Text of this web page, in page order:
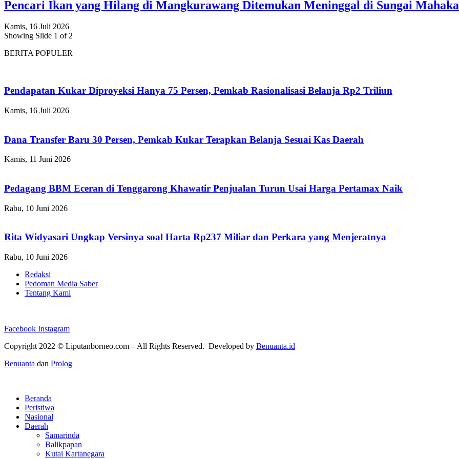
Pencari Ikan yang Hilang di Mangkurawang Ditemukan Meninggal di Sungai
Kamis, 16 Juli 2026
Showing Slide 1 of 2
BERITA POPULER
Pendapatan Kukar Diproyeksi Hanya 75 Persen, Pemkab Rasionalisasi Belanja Rp2 Triliun
Kamis, 16 Juli 2026
Dana Transfer Baru 30 Persen, Pemkab Kukar Terapkan Belanja Sesuai Kas Daerah
Kamis, 11 Juni 2026
Pedagang BBM Eceran di Tenggarong Khawatir Penjualan Turun Usai Harga Pertamax Naik
Rabu, 10 Juni 2026
Rita Widyasari Ungkap Versinya soal Harta Rp237 Miliar dan Perkara yang Menjeratnya
Rabu, 10 Juni 2026
Redaksi
Pedoman Media Saber
Tentang Kami
Facebook Instagram
Copyright 2022 © Liputanborneo.com – All Rights Reserved. Developed by Benuanta.id
Benuanta dan Prolog
Beranda
Peristiwa
Nasional
Daerah
Samarinda
Balikpapan
Kutai Kartanegara